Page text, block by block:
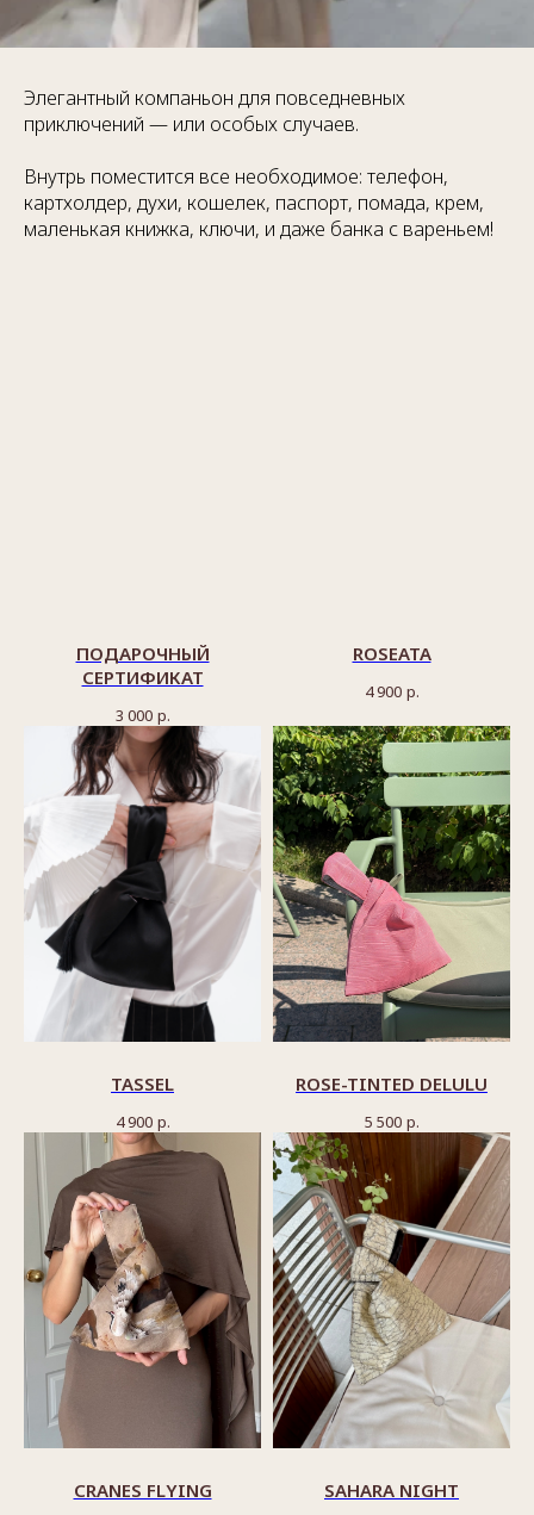
Элегантный компаньон для повседневных
приключений — или особых случаев.
Внутрь поместится все необходимое: телефон,
картхолдер, духи, кошелек, паспорт, помада, крем,
маленькая книжка, ключи, и даже банка с вареньем!
ПОДАРОЧНЫЙ
СЕРТИФИКАТ
3 000 р.
ROSEATA
4 900 р.
TASSEL
4 900 р.
ROSE-TINTED DELULU
5 500 р.
CRANES FLYING SAHARA NIGHT